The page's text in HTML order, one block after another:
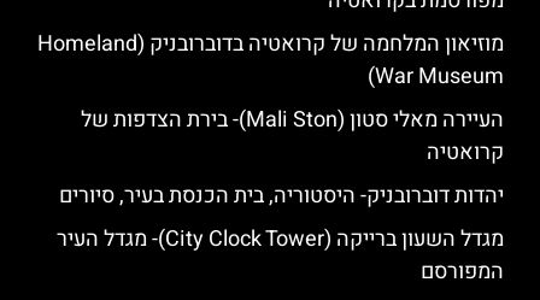
מוזיאון המלחמה של קרואטיה בדוברובניק (Homeland
War Museum)
העיירה מאלי סטון (Mali Ston)- בירת הצדפות של
קרואטיה
יהדות דוברובניק- היסטוריה, בית הכנסת בעיר, סיורים
מגדל השעון ברייקה (City Clock Tower)- מגדל העיר
המפורסם